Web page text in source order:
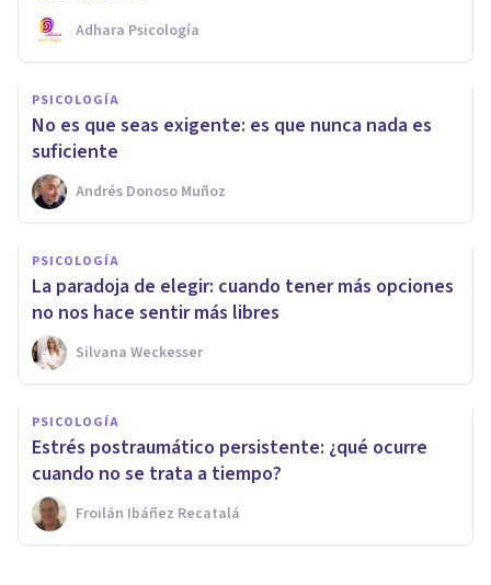
Adhara Psicología
PSICOLOGÍA
No es que seas exigente: es que nunca nada es
suficiente
Andrés Donoso Muñoz
PSICOLOGÍA
La paradoja de elegir: cuando tener más opciones
no nos hace sentir más libres
Silvana Weckesser
PSICOLOGÍA
Estrés postraumático persistente: ¿qué ocurre
cuando no se trata a tiempo?
Froilán Ibáñez Recatalá